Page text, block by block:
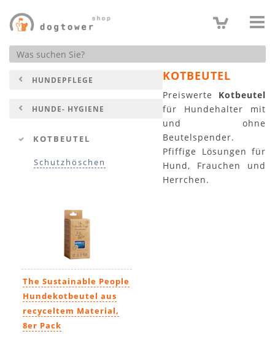
Produktsuche
HUNDEPFLEGE
HUNDE- HYGIENE
KOTBEUTEL
Schutzhöschen
KOTBEUTEL
Preiswerte Kotbeutel
für Hundehalter mit
und ohne
Beutelspender.
Pfiffige Lösungen für
Hund, Frauchen und
Herrchen.
The Sustainable People
Hundekotbeutel aus
recyceltem Material,
8er Pack